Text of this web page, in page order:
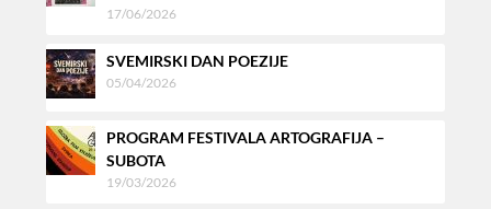
17/06/2026
SVEMIRSKI DAN POEZIJE
05/04/2026
PROGRAM FESTIVALA ARTOGRAFIJA –
SUBOTA
19/03/2026